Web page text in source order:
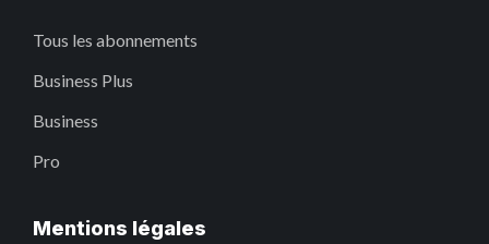
Tous les abonnements
Business Plus
Business
Pro
Mentions légales